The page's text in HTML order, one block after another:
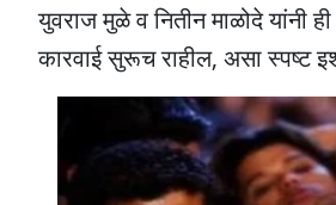
युवराज मुळे व नितीन माळोदे यांनी
कारवाई सुरूच राहील, असा स्पष्ट